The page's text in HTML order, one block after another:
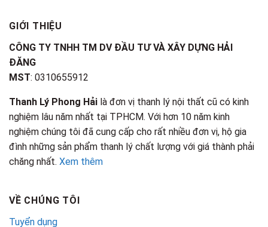
GIỚI THIỆU
CÔNG TY TNHH TM DV ĐẦU TƯ VÀ XÂY DỰNG HẢI
ĐĂNG
MST: 0310655912
Thanh Lý Phong Hải là đơn vị thanh lý nội thất cũ có kinh
nghiệm lâu năm nhất tại TPHCM. Với hơn 10 năm kinh
nghiệm chúng tôi đã cung cấp cho rất nhiều đơn vị, hộ gia
đình những sản phẩm thanh lý chất lượng với giá thành phải
chăng nhất. Xem thêm
VỀ CHÚNG TÔI
Tuyển dụng